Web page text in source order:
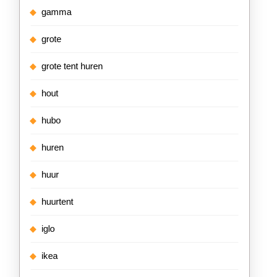
gamma
grote
grote tent huren
hout
hubo
huren
huur
huurtent
iglo
ikea